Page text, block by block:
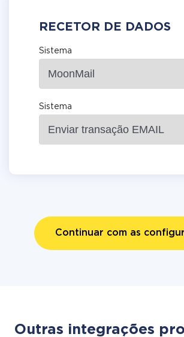
RECETOR DE DADOS
Sistema
Sistema
Continuar com as
Outras integrações